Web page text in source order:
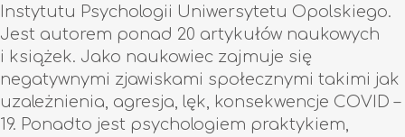
Instytutu Psychologii Uniwersytetu Opolskiego.
Jest autorem ponad 20 artykułów naukowych
i książek. Jako naukowiec zajmuje się
negatywnymi zjawiskami społecznymi takimi jak
uzależnienia, agresja, lęk, konsekwencje COVID –
19. Ponadto jest psychologiem praktykiem,